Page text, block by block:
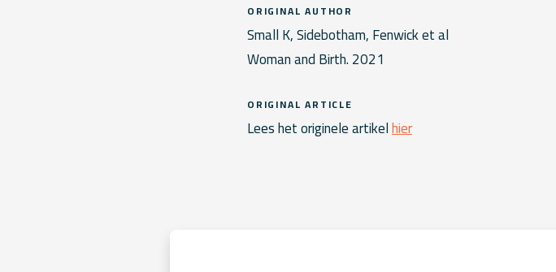
ORIGINAL AUTHOR
Small K, Sidebotham, Fenwick et al
Woman and Birth. 2021
ORIGINAL ARTICLE
Lees het originele artikelhier